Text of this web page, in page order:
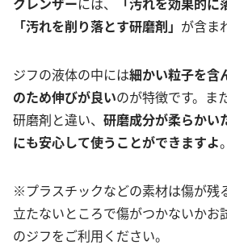
「汚れを削り落とす研磨剤」 が含ま
ジフの液体の中には細かい粒子を含
のため伸びが良いのが特徴です。ま
研磨剤と違い、 研磨成分が柔らかい
にも安心して使うことができますよ。
※プラスチックなどの素材は傷が残
立たないところで傷がつかないかお
のジフをご利用ください。